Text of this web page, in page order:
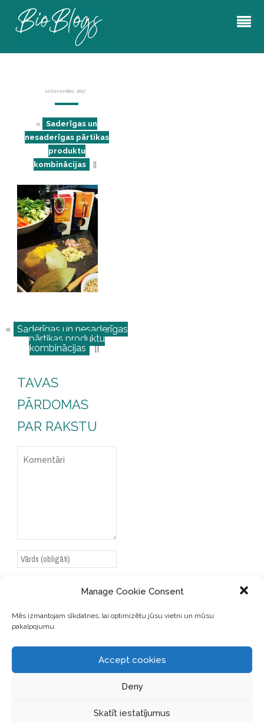
Manage Cookie Consent
Mēs izmantojam sīkdatnes, lai optimizētu jūsu vietni un mūsu
pakalpojumu.
Accept cookies
Deny
Skatīt iestatījumus
12 Decembris, 2017
«
Saderīgas un
nesaderīgas pārtikas
produktu
kombinācijas
« Saderīgas un nesaderīgas
pārtikas produktu
kombinācijas ||
TAVAS
PĀRDOMAS
PAR RAKSTU
SAGLABĀJIET MANU VĀRDU,
E-PASTA ADRESI UN VIETNI